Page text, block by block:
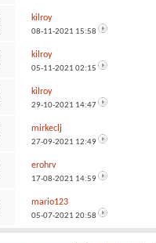
kilroy
08-11-2021 15:58
kilroy
05-11-2021 02:15
kilroy
29-10-2021 14:47
mirkeclj
27-09-2021 12:49
erohrv
17-08-2021 14:59
mario123
05-07-2021 20:58